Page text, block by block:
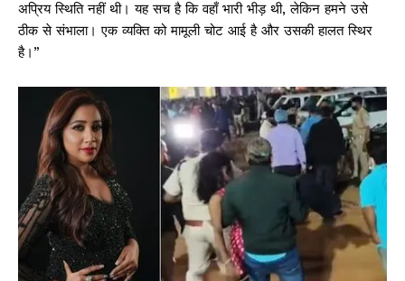
अप्रिय स्थिति नहीं थी। यह सच है कि वहाँ भारी भीड़ थी, लेकिन हमने उसे
ठीक से संभाला। एक व्यक्ति को मामूली चोट आई है और उसकी हालत स्थिर
है।”